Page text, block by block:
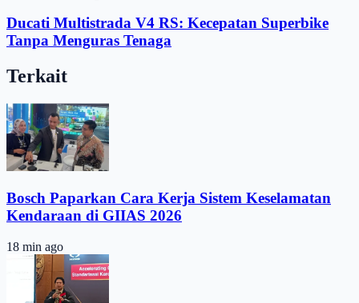
Ducati Multistrada V4 RS: Kecepatan Superbike
Tanpa Menguras Tenaga
Terkait
Bosch Paparkan Cara Kerja Sistem Keselamatan
Kendaraan di GIIAS 2026
18 min ago